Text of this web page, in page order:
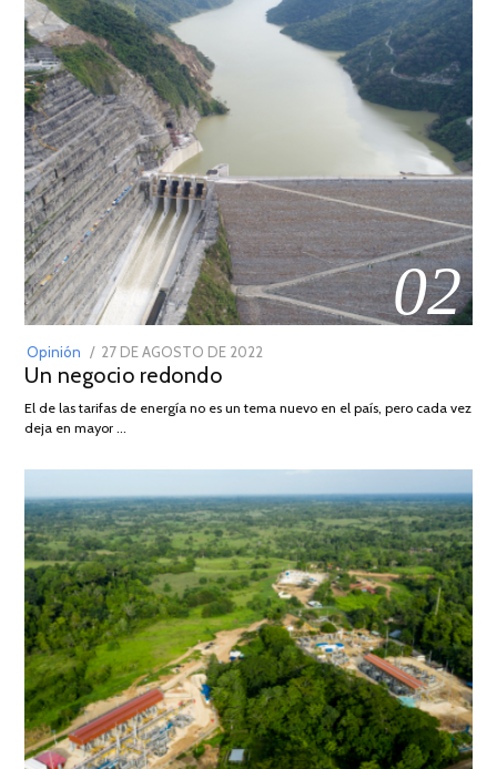
02
Opinión
POSTED
ON
27 DE AGOSTO DE 2022
DE
Un negocio redondo
El de las tarifas de energía no es un tema nuevo en el país, pero cada vez
deja en mayor …